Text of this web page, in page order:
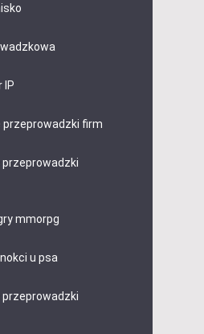
IP
przeprowadzki firm
mmorpg
u psa